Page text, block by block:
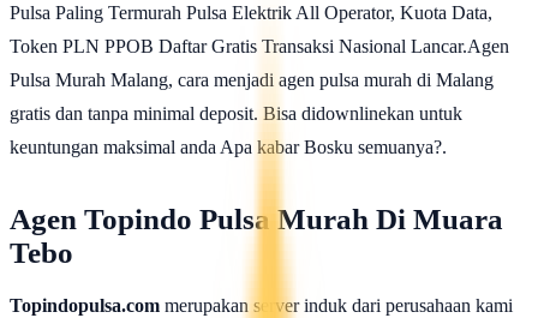
Pulsa Paling Termurah Pulsa Elektrik All Operator, Kuota Data,
Token PLN PPOB Daftar Gratis Transaksi Nasional Lancar.Agen
Pulsa Murah Malang, cara menjadi agen pulsa murah di Malang
gratis dan tanpa minimal deposit. Bisa didownlinekan untuk
keuntungan maksimal anda Apa kabar Bosku semuanya?.
Agen Topindo Pulsa Murah Di Muara
Tebo
Topindopulsa.com merupakan server induk dari perusahaan kami